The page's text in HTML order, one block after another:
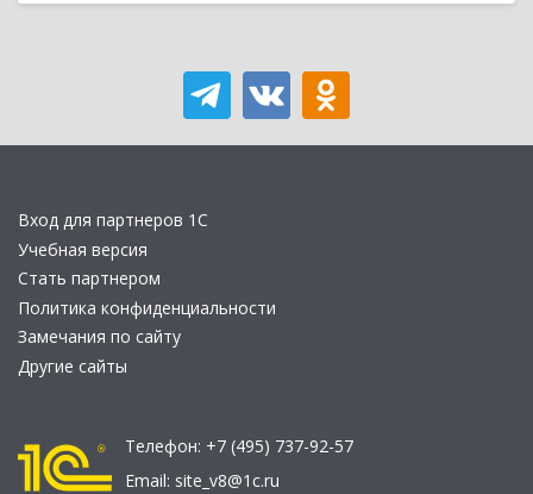
Вход для партнеров 1С
Учебная версия
Стать партнером
Политика конфиденциальности
Замечания по сайту
Другие сайты
Телефон: +7 (495) 737-92-57
Email: site_v8@1c.ru